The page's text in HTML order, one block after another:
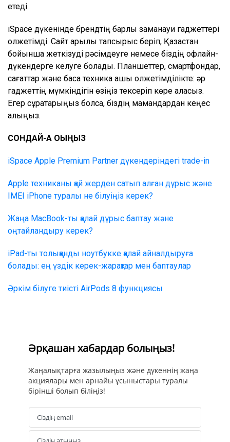
етеді.
iSpace дүкенінде брендтің барлық заманауи гаджеттері
қолжетімді. Сайт арқылы тапсырыс беріп, Қазақстан
бойынша жеткізуді рәсімдеуге немесе біздің офлайн-
дүкендерге келуге болады. Планшеттер, смартфондар,
сағаттар және басқа техника ашық қолжетімділікте: әр
гаджеттің мүмкіндігін өзіңіз тексеріп көре аласыз.
Егер сұрақтарыңыз болса, біздің мамандардан кеңес
алыңыз.
СОНДАЙ-АҚ ОҚЫҢЫЗ
iSpace Apple Premium Partner дүкендеріндегі trade-in
Apple техниканы қай жерден сатып алған дұрыс және
IMEI iPhone туралы не білуіңіз керек?
Жаңа MacBook-ты қалай дұрыс баптау және
оңтайландыру керек?
iPad-ты толыққанды ноутбукке қалай айналдыруға
болады: ең үздік керек-жарақтар мен баптаулар
Әркім білуге тиісті AirPods 8 функциясы
Әрқашан хабардар болыңыз!
Жаңалықтарға жазылыңыз және дүкеннің жаңа
акциялары мен арнайы ұсыныстары туралы
бірінші болып біліңіз!
Email
Сіздің email